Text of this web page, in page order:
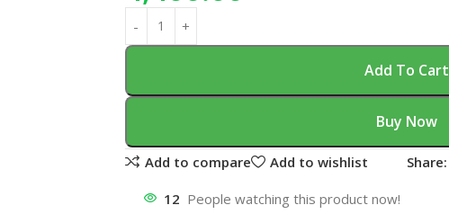
Add To Cart
Buy Now
Add to compare Add to wishlist Share:
12 People watching this product now!